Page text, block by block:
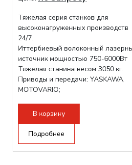
Тяжёлая серия станков для
высоконагруженных производств
24/7.
Иттербиевый волоконный
источник мощностью 750-6000Вт
Тяжелая станина весом 3050 кг.
Приводы и передачи: YASKAWA,
MOTOVARIO;
В корзину
Подробнее